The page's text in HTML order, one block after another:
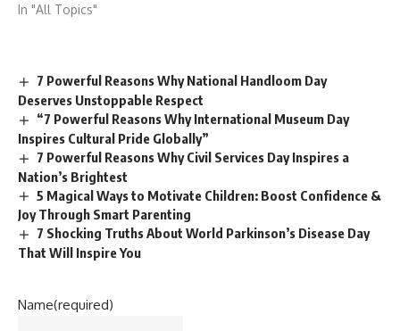
In "All Topics"
7 Powerful Reasons Why National Handloom Day
Deserves Unstoppable Respect
“7 Powerful Reasons Why International Museum Day
Inspires Cultural Pride Globally”
7 Powerful Reasons Why Civil Services Day Inspires a
Nation’s Brightest
5 Magical Ways to Motivate Children: Boost Confidence &
Joy Through Smart Parenting
7 Shocking Truths About World Parkinson’s Disease Day
That Will Inspire You
Name(required)